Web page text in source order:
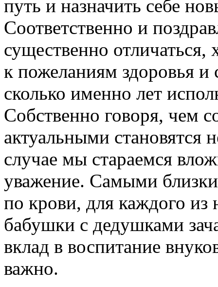
путь и назначить себе
Соответственно и
существенно
к пожеланиям здоровья и
сколько именно лет
Собственно говоря, чем
актуальными
случае мы стараемся
уважение. Самыми
по крови, для каждого из
бабушки с дедушками
вклад в воспитание
важно.